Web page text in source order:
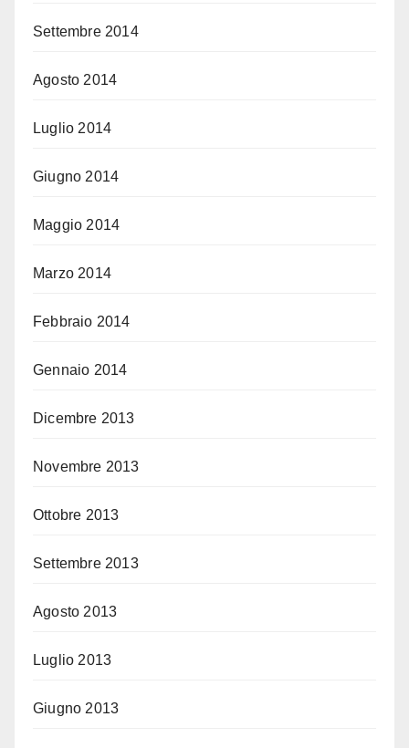
Settembre 2014
Agosto 2014
Luglio 2014
Giugno 2014
Maggio 2014
Marzo 2014
Febbraio 2014
Gennaio 2014
Dicembre 2013
Novembre 2013
Ottobre 2013
Settembre 2013
Agosto 2013
Luglio 2013
Giugno 2013